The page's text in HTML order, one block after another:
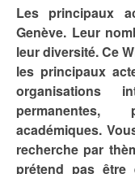
Les principaux
Genève. Leur
leur diversité. Ce
les principaux
organisations
académiques.
recherche par
prétend pas être